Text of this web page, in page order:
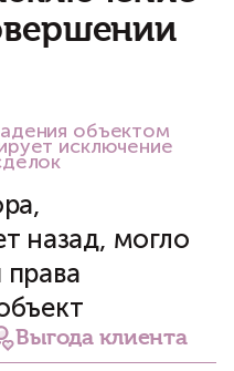
объектом
исключение
назад, могло
Выгода клиента